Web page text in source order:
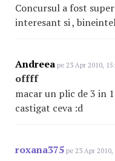
Concursul a fost
interesant si ,
Andreea pe 23 Apr 2010,
offff
macar un plic de 3 in
castigat ceva :d
roxana375 pe 23 Apr 2010,